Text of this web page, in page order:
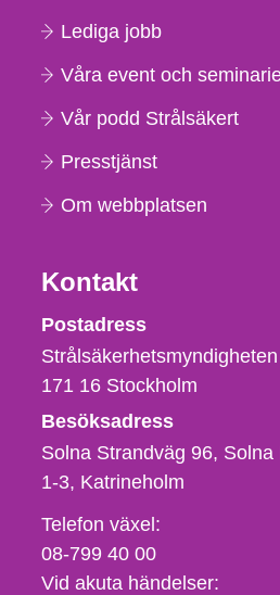
Lediga jobb
Våra event och
Vår podd Strålsäkert
Presstjänst
Om webbplatsen
Kontakt
Strålsäkerhetsmyndigheten
Postadress
Strålsäkerhetsmyndigheten
171 16 Stockholm
Besöksadress
Solna Strandväg 96,
1-3 Katrineholm
Telefon,
fax
och
Telefon växel:
08-799 40 00
Vid akuta händelser: